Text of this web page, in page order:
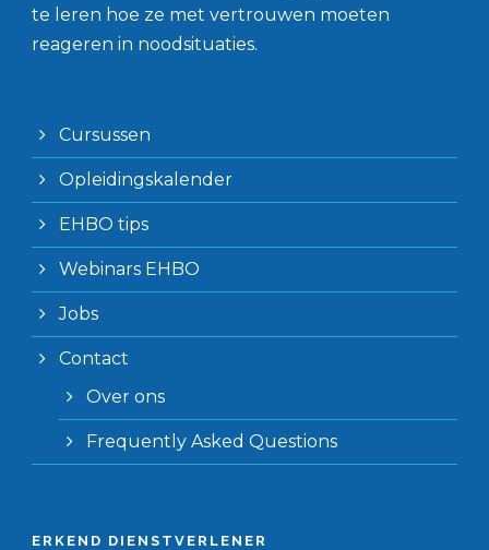
te leren hoe ze met vertrouwen moeten
reageren in noodsituaties.
Cursussen
Opleidingskalender
EHBO tips
Webinars EHBO
Jobs
Contact
Over ons
Frequently Asked Questions
ERKEND DIENSTVERLENER